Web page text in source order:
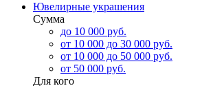
Ювелирные украшения
Сумма
до 10 000 руб.
от 10 000 до 30 000 руб.
от 10 000 до 50 000 руб.
от 50 000 руб.
Для кого